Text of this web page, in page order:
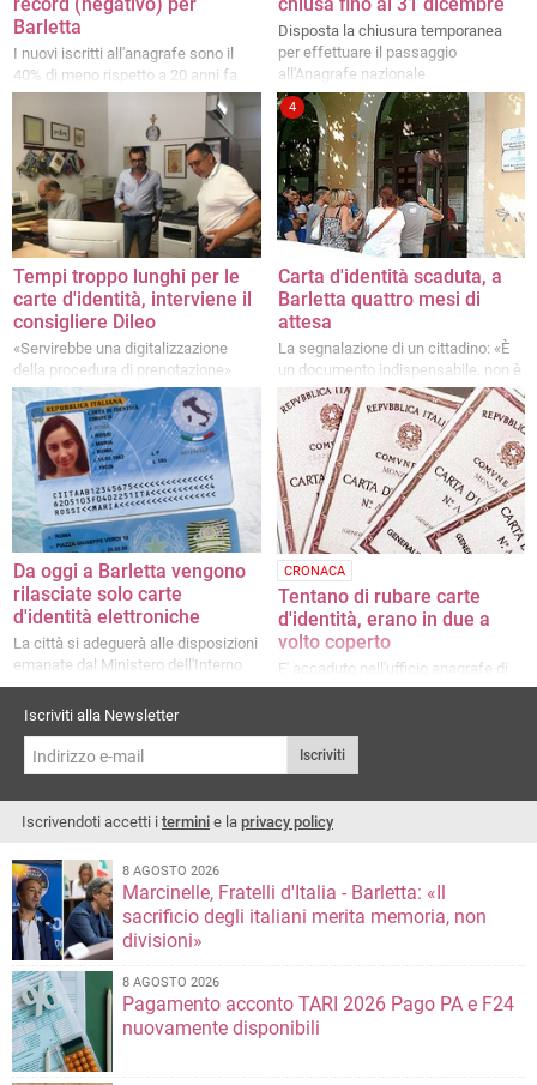
record (negativo) per
Barletta
I nuovi iscritti all'anagrafe sono il
40% di meno rispetto a 20 anni fa
chiusa fino al 31 dicembre
Disposta la chiusura temporanea
per effettuare il passaggio
all'Anagrafe nazionale
Tempi troppo lunghi per le
carte d'identità, interviene il
consigliere Dileo
«Servirebbe una digitalizzazione
della procedura di prenotazione»
4
Carta d'identità scaduta, a
Barletta quattro mesi di
attesa
La segnalazione di un cittadino: «È
un documento indispensabile, non è
giusto attendere così tanto»
Da oggi a Barletta vengono
rilasciate solo carte
d'identità elettroniche
La città si adeguerà alle disposizioni
emanate dal Ministero dell'Interno
CRONACA
Tentano di rubare carte
d'identità, erano in due a
volto coperto
E' accaduto nell'ufficio anagrafe di
via Ofanto
Iscriviti alla Newsletter
Iscriviti
Iscrivendoti accetti i termini e la privacy policy
8 AGOSTO 2026
Marcinelle, Fratelli d'Italia - Barletta: «Il
sacrificio degli italiani merita memoria, non
divisioni»
8 AGOSTO 2026
Pagamento acconto TARI 2026 Pago PA e F24
nuovamente disponibili